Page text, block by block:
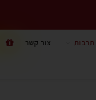
תרבות צור קשר